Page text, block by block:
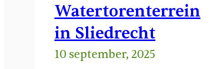
Watertorenterrein
in Sliedrecht
10 september, 2025